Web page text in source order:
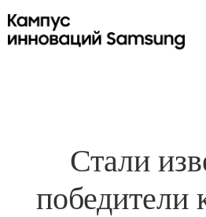
Стали
победители